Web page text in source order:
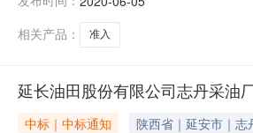
程有限公司8志丹县晶鑫油气
限公司14延安天锦商贸有限公
相关产品：
准入
延长油田股份有限公司志丹采油
中标｜中标通知 陕西省｜延安市｜志